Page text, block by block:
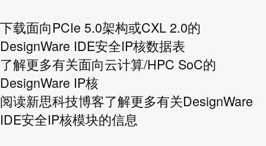
下载面向PCIe 5.0架构或CXL 2.0的
DesignWare IDE安全IP核数据表
了解更多有关面向云计算/HPC SoC的
DesignWare IP核
阅读新思科技博客了解更多有关DesignWare
IDE安全IP核模块的信息